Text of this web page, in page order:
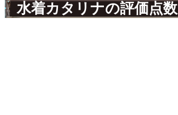
水着カタリナの評価点数